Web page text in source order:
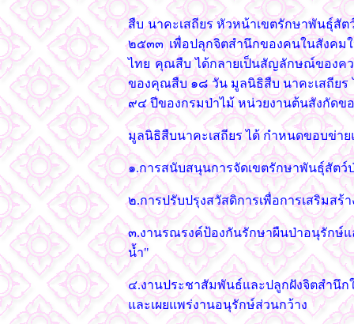
สืบ นาคะเสถียร หัวหน้าเขตรักษาพันธุ์สั
๒๕๓๓ เพื่อปลุกจิตสำนึกของคนในสังคม
ไทย คุณสืบ ได้กลายเป็นสัญลักษณ์ของคว
ของคุณสืบ ๑๘ วัน มูลนิธิสืบ นาคะเสถียร
๙๔ ปีของกรมป่าไม้ หน่วยงานต้นสังกัดข
มูลนิธิสืบนาคะเสถียร ได้ กำหนดขอบข่า
๑.การสนับสนุนการจัดเขตรักษาพันธุ์สัตว์
๒.การปรับปรุงสวัสดิการเพื่อการเสริมส
๓.งานรณรงค์ป้องกันรักษาผืนป่าอนุรัก
น้ำ"
๔.งานประชาสัมพันธ์และปลูกฝังจิตสำนึ
และเผยแพร่งานอนุรักษ์ส่วนกว้าง